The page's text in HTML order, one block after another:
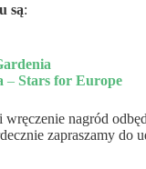
są:
– Stars for Europe
nagród
zapraszamy do